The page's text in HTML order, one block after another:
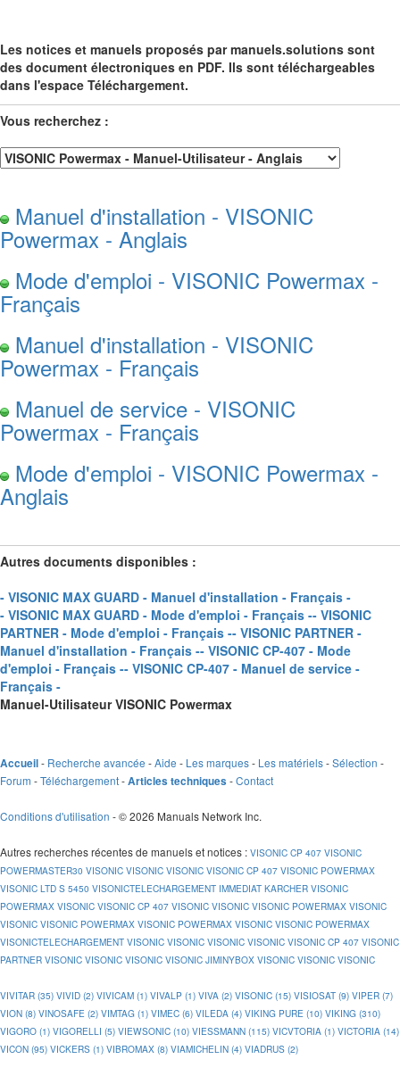
Les notices et manuels proposés par manuels.solutions sont
des document électroniques en PDF. Ils sont téléchargeables
dans l'espace Téléchargement.
Vous recherchez :
Manuel d'installation - VISONIC
Powermax - Anglais
Mode d'emploi - VISONIC Powermax -
Français
Manuel d'installation - VISONIC
Powermax - Français
Manuel de service - VISONIC
Powermax - Français
Mode d'emploi - VISONIC Powermax -
Anglais
Autres documents disponibles :
- VISONIC MAX GUARD - Manuel d'installation - Français -
- VISONIC MAX GUARD - Mode d'emploi - Français -- VISONIC
PARTNER - Mode d'emploi - Français -- VISONIC PARTNER -
Manuel d'installation - Français -- VISONIC CP-407 - Mode
d'emploi - Français -- VISONIC CP-407 - Manuel de service -
Français -
Manuel-Utilisateur VISONIC Powermax
Accueil- Recherche avancée -Aide - Les marques- Les matériels-Sélection -
Forum -Téléchargement-Articles techniques -Contact
Conditions d'utilisation - © 2026 Manuals Network Inc.
Autres recherches récentes de manuels et notices : VISONIC CP 407 VISONIC
POWERMASTER30 VISONIC VISONIC VISONIC VISONIC CP 407 VISONIC POWERMAX
VISONIC LTD S 5450 VISONICTELECHARGEMENT IMMEDIAT KARCHER VISONIC
POWERMAX VISONIC VISONIC CP 407 VISONIC VISONIC VISONIC POWERMAX VISONIC
VISONIC VISONIC POWERMAX VISONIC POWERMAX VISONIC VISONIC POWERMAX
VISONICTELECHARGEMENT VISONIC VISONIC VISONIC VISONIC VISONIC CP 407 VISONIC
PARTNER VISONIC VISONIC VISONIC VISONIC JIMINYBOX VISONIC VISONIC VISONIC
VIVITAR (35) VIVID (2) VIVICAM (1) VIVALP (1) VIVA (2) VISONIC (15) VISIOSAT (9) VIPER (7)
VION (8) VINOSAFE (2) VIMTAG (1) VIMEC (6) VILEDA (4) VIKING PURE (10) VIKING (310)
VIGORO (1) VIGORELLI (5) VIEWSONIC (10) VIESSMANN (115) VICVTORIA (1) VICTORIA (14)
VICON (95) VICKERS (1) VIBROMAX (8) VIAMICHELIN (4) VIADRUS (2)